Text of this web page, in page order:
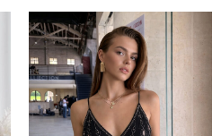
Este
producto
tiene
múltiples
variantes.